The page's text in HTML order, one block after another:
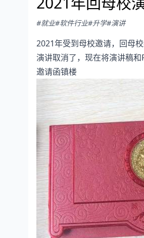
#就业#软件行业#升学#演讲
2021年受到母校邀请，回母
演讲取消了，现在将演讲稿
邀请函镇楼